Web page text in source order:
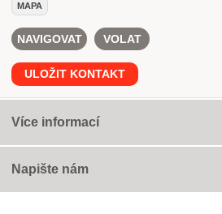
MAPA
NAVIGOVAT VOLAT
ULOŽIT KONTAKT
Více informací
Napište nám